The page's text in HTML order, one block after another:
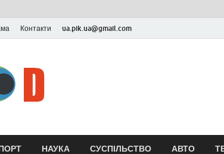
Контакти ua.pik.ua@gmail.com
НАУКА СУСПІЛЬСТВО АВТО